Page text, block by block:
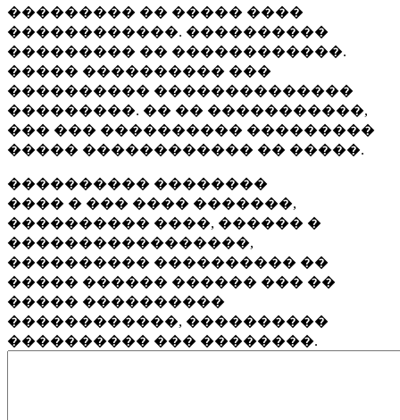
��������� �� ����� ����
������������. ����������
��������� �� ������������.
����� ���������� ���
���������� ��������������
���������. �� �� �����������,
��� ��� ���������� ���������
����� ������������ �� �����.
���������� ��������
���� � ��� ���� �������,
���������� ����, ������ �
�����������������,
���������� ���������� ��
����� ������ ������ ��� ��
����� ����������
������������, ����������
���������� ��� ��������.